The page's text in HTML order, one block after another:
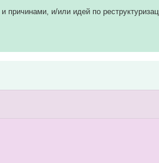
причинами, и/или идей по